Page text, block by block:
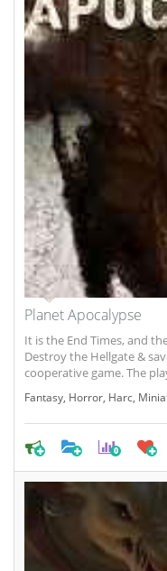
Planet Apocalypse
It is the End Times, and
Destroy the Hellgate &
cooperative game. The
Fantasy Horror Harc
0